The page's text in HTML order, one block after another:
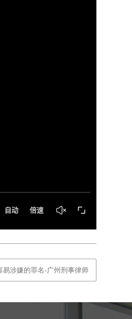
涉嫌的罪名-广州刑事律师